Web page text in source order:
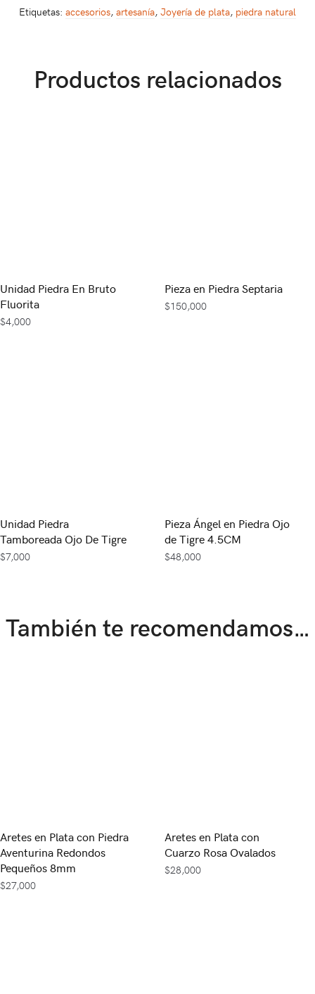
Etiquetas: accesorios, artesanía, Joyería de plata, piedra natural
Productos relacionados
Unidad Piedra En Bruto
Fluorita
$4,000
Pieza en Piedra Septaria
$150,000
Unidad Piedra
Tamboreada Ojo De Tigre
$7,000
Pieza Ángel en Piedra Ojo
de Tigre 4.5CM
$48,000
También te recomendamos…
Aretes en Plata con Piedra
Aventurina Redondos
Pequeños 8mm
$27,000
Aretes en Plata con
Cuarzo Rosa Ovalados
$28,000